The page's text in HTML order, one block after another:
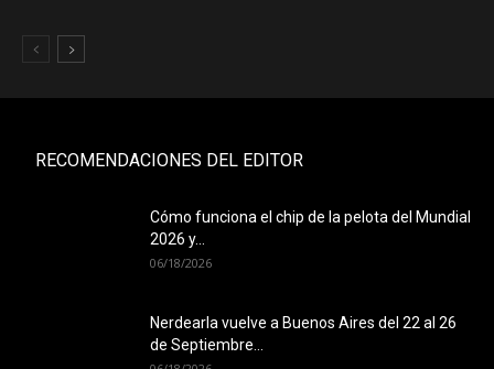
RECOMENDACIONES DEL EDITOR
Cómo funciona el chip de la pelota del Mundial
2026 y...
06/18/2026
Nerdearla vuelve a Buenos Aires del 22 al 26
de Septiembre...